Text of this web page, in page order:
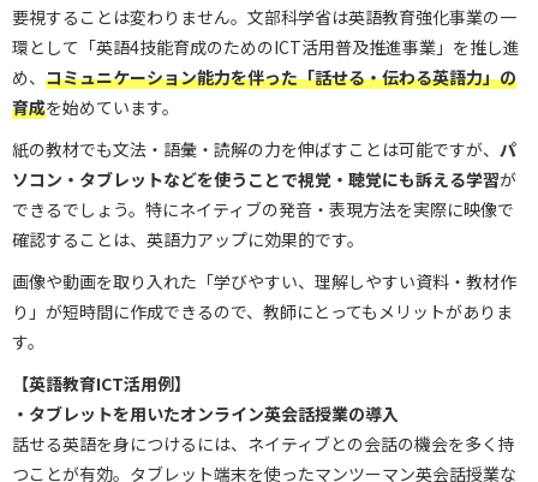
要視することは変わりません。文部科学省は英語教育強化事業の一
環として「英語4技能育成のためのICT活用普及推進事業」を推し進
め、 コミュニケーション能力を伴った「話せる・伝わる英語力」の
育成を始めています。
紙の教材でも文法・語彙・読解の力を伸ばすことは可能ですが、 パ
ソコン・タブレットなどを使うことで視覚・聴覚にも訴える学習が
できるでしょう。特にネイティブの発音・表現方法を実際に映像で
確認することは、英語力アップに効果的です。
画像や動画を取り入れた「学びやすい、理解しやすい資料・教材作
り」が短時間に作成できるので、教師にとってもメリットがありま
す。
【英語教育ICT活用例】
・タブレットを用いたオンライン英会話授業の導入
話せる英語を身につけるには、ネイティブとの会話の機会を多く持
つことが有効。タブレット端末を使ったマンツーマン英会話授業な